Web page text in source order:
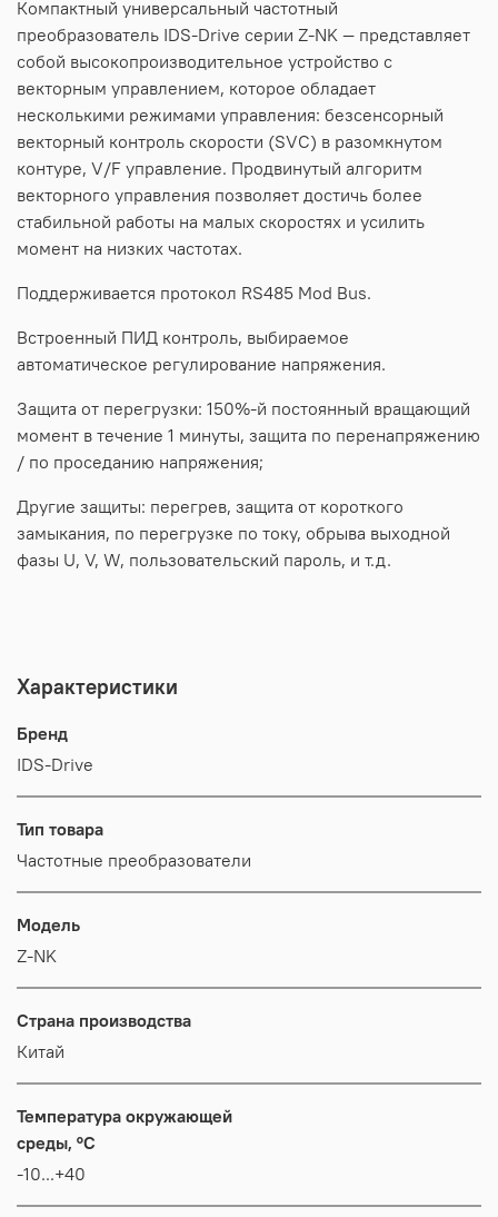
Компактный универсальный частотный
преобразователь IDS-Drive серии Z-NK — представляет
собой высокопроизводительное устройство с
векторным управлением, которое обладает
несколькими режимами управления: безсенсорный
векторный контроль скорости (SVC) в разомкнутом
контуре, V/F управление. Продвинутый алгоритм
векторного управления позволяет достичь более
стабильной работы на малых скоростях и усилить
момент на низких частотах.
Поддерживается протокол RS485 Mod Bus.
Встроенный ПИД контроль, выбираемое
автоматическое регулирование напряжения.
Защита от перегрузки: 150%-й постоянный вращающий
момент в течение 1 минуты, защита по перенапряжению
/ по проседанию напряжения;
Другие защиты: перегрев, защита от короткого
замыкания, по перегрузке по току, обрыва выходной
фазы U, V, W, пользовательский пароль, и т.д.
Характеристики
Бренд
IDS-Drive
Тип товара
Частотные преобразователи
Модель
Z-NK
Страна производства
Китай
Температура окружающей
среды, °C
-10...+40